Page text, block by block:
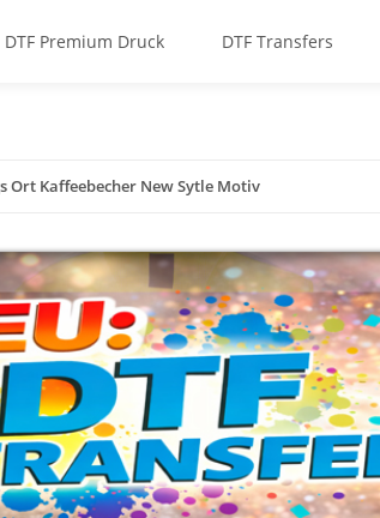
DTF Premium Druck DTF Transfers
Ort Kaffeebecher New Sytle Motiv